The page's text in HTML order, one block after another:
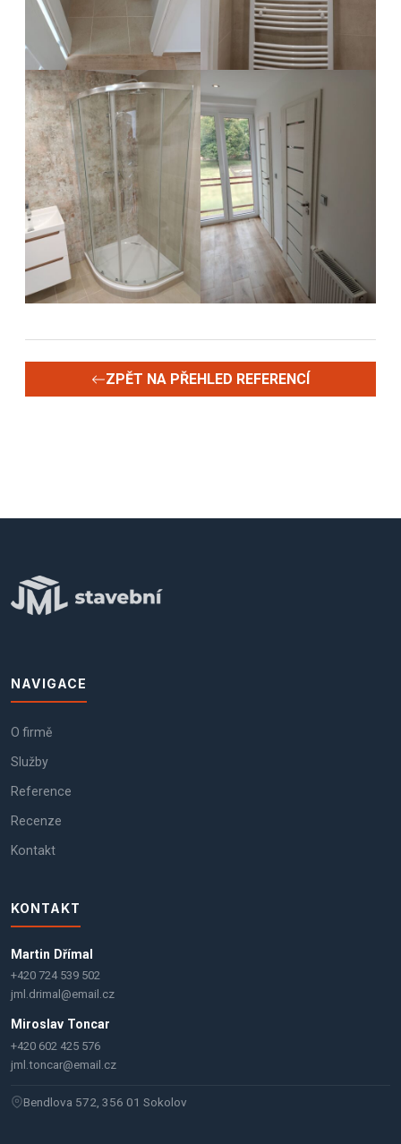
ZPĚT NA PŘEHLED REFERENCÍ
NAVIGACE
O firmě
Služby
Reference
Recenze
Kontakt
KONTAKT
Martin Dřímal
+420 724 539 502
jml.drimal@email.cz
Miroslav Toncar
+420 602 425 576
jml.toncar@email.cz
Bendlova 572, 356 01 Sokolov